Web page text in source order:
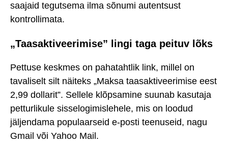
saajaid tegutsema ilma sõnumi autentsust
kontrollimata.
„Taasaktiveerimise” lingi taga peituv lõks
Pettuse keskmes on pahatahtlik link, millel on
tavaliselt silt näiteks „Maksa taasaktiveerimise eest
2,99 dollarit”. Sellele klõpsamine suunab kasutaja
petturlikule sisselogimislehele, mis on loodud
jäljendama populaarseid e-posti teenuseid, nagu
Gmail või Yahoo Mail.